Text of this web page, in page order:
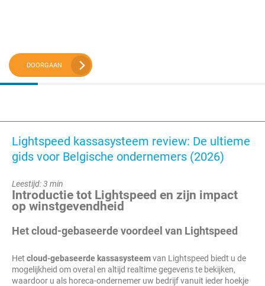
DOORGAAN
Lightspeed kassasysteem review: De ultieme
gids voor Belgische ondernemers (2026)
Leestijd: 3 min
Introductie tot Lightspeed en zijn impact
op winstgevendheid
Het cloud-gebaseerde voordeel van Lightspeed
Het cloud-gebaseerde kassasysteemvan Lightspeed biedt u de
mogelijkheid om overal en altijd realtime gegevens te bekijken,
waardoor u als horeca-ondernemer uw bedrijf vanuit ieder hoekje